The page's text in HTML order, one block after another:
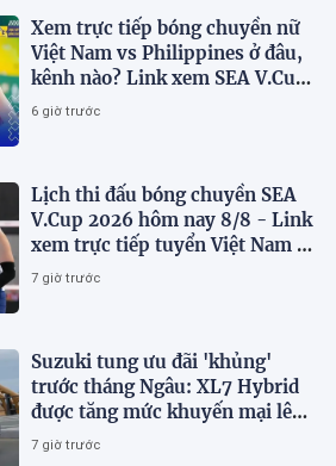
Xem trực tiếp bóng chuyền nữ
Việt Nam vs Philippines ở đâu,
kênh nào? Link xem SEA V.Cup
2026 mới nhất
6 giờ trước
Lịch thi đấu bóng chuyền SEA
V.Cup 2026 hôm nay 8/8 - Link
xem trực tiếp tuyển Việt Nam vs
Philippines
7 giờ trước
Suzuki tung ưu đãi 'khủng'
trước tháng Ngâu: XL7 Hybrid
được tăng mức khuyến mại lên
75 triệu đồng
7 giờ trước